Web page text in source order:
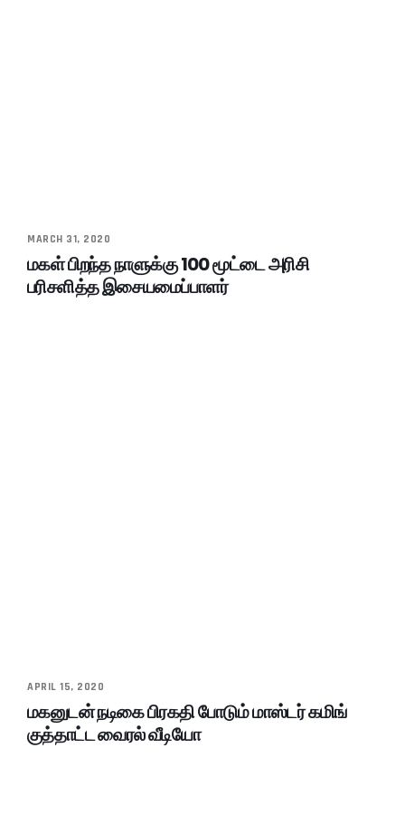
MARCH 31, 2020
மகள் பிறந்த நாளுக்கு 100 மூட்டை அரிசி
பரிசளித்த இசையமைப்பாளர்
APRIL 15, 2020
மகனுடன் நடிகை பிரகதி போடும் மாஸ்டர் கமிங்
குத்தாட்ட வைரல் வீடியோ